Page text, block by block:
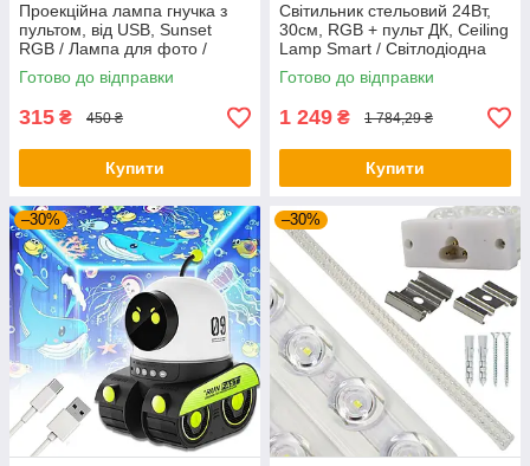
Проекційна лампа гнучка з
пультом, від USB, Sunset
RGB / Лампа для фото /
Лампа-захід сонця
Готово до відправки
315 ₴ 450 ₴
Купити
Світильник стельовий 24Вт,
30см, RGB + пульт ДК, Ceiling
Lamp Smart / Світлодіодна
LED люстра
Готово до відправки
1 249 ₴ 1 784,29 ₴
Купити
–30% –30%